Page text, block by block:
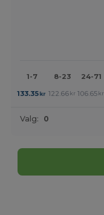
1-7 8-23 24-71
133.35kr 122.66 kr 106.65 kr
Valg: 0